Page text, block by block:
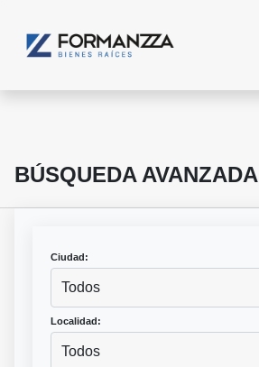
BÚSQUEDA AVANZADA
Ciudad:
Todos
Localidad:
Todos